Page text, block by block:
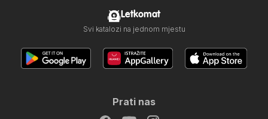
Letkomat
Svi katalozi na jednom mjestu
Prati nas